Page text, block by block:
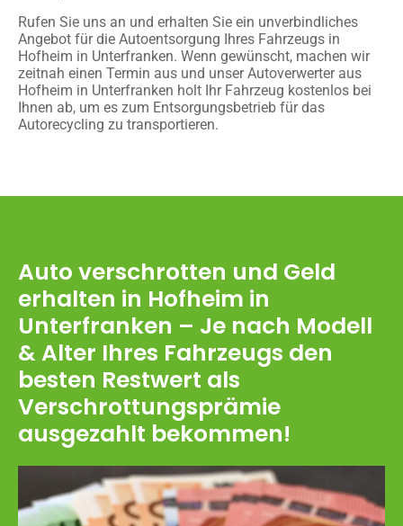
Rufen Sie uns an und erhalten Sie ein unverbindliches
Angebot für die Autoentsorgung Ihres Fahrzeugs in
Hofheim in Unterfranken. Wenn gewünscht, machen wir
zeitnah einen Termin aus und unser Autoverwerter aus
Hofheim in Unterfranken holt Ihr Fahrzeug kostenlos bei
Ihnen ab, um es zum Entsorgungsbetrieb für das
Autorecycling zu transportieren.
Auto verschrotten und Geld
erhalten in Hofheim in
Unterfranken – Je nach Modell
& Alter Ihres Fahrzeugs den
besten Restwert als
Verschrottungsprämie
ausgezahlt bekommen!